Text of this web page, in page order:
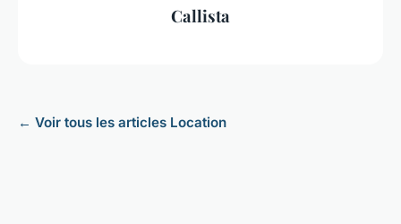
Callista
← Voir tous les articles Location